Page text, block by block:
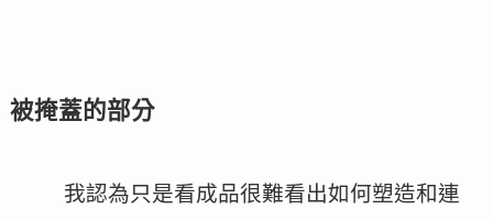
被掩蓋的部分
我認為只是看成品很難看出如何塑造和連